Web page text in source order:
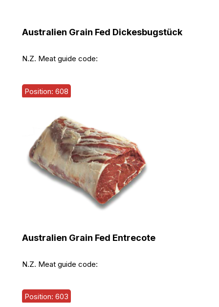
Australien Grain Fed Dickesbugstück
N.Z. Meat guide code:
Position: 608
Australien Grain Fed Entrecote
N.Z. Meat guide code:
Position: 603